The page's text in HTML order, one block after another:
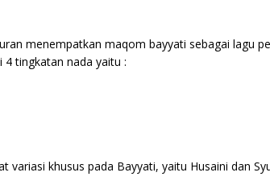
menempatkan maqom bayyati sebagai lagu
tingkatan nada yaitu :
variasi khusus pada Bayyati, yaitu Husaini dan